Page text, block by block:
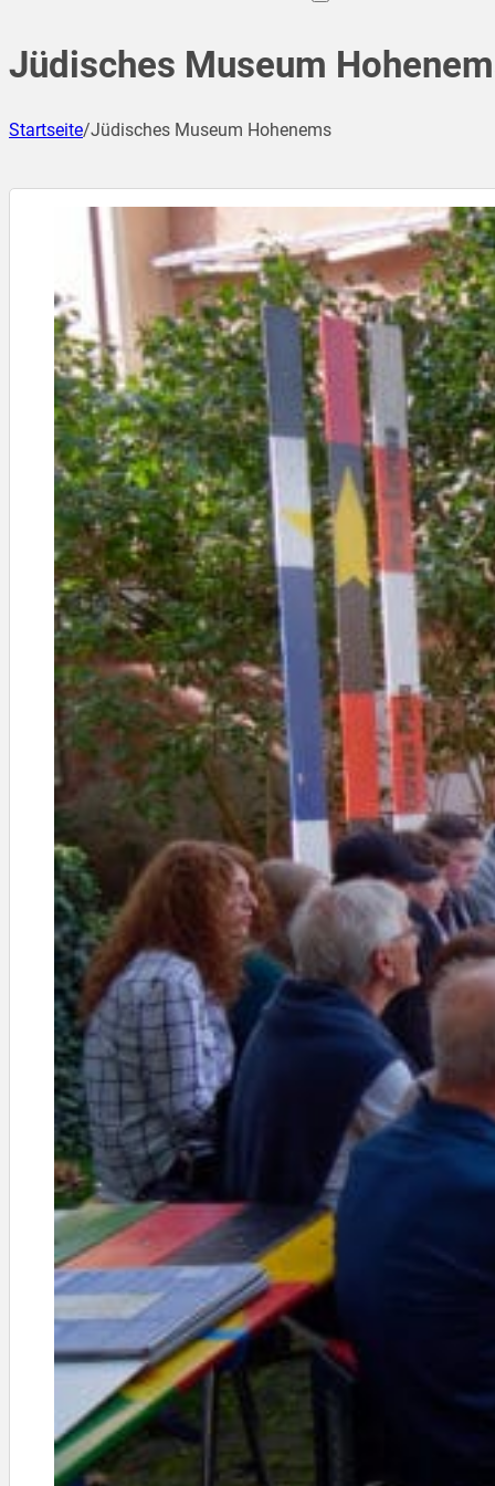
Jüdisches Museum
Startseite/Jüdisches Museum Hohenems